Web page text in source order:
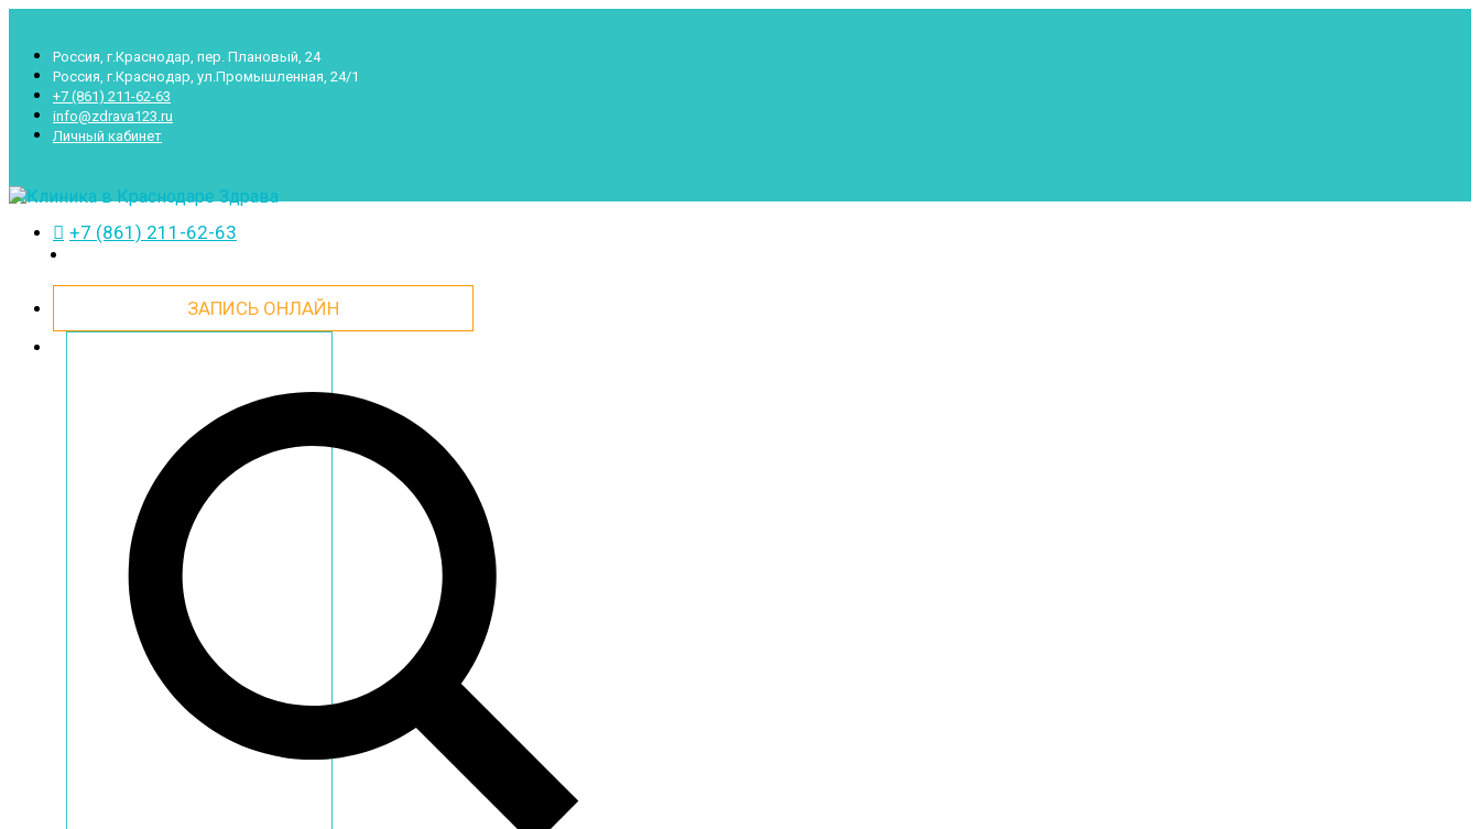
Россия, г.Краснодар, пер. Плановый, 24
Россия, г.Краснодар, ул.Промышленная, 24/1
+7 (861) 211-62-63
info@zdrava123.ru
Личный кабинет
+7 (861) 211-62-63
ЗАПИСЬ ОНЛАЙН